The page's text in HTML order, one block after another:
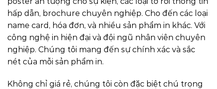
hấp dẫn, brochure chuyên nghiệp. Cho đến các loại
name card, hóa đơn, và nhiều sản phẩm in khác. Với
công nghệ in hiện đại và đội ngũ nhân viên chuyên
nghiệp. Chúng tôi mang đến sự chính xác và sắc
nét của mỗi sản phẩm in.
Không chỉ giá rẻ, chúng tôi còn đặc biệt chú trọng